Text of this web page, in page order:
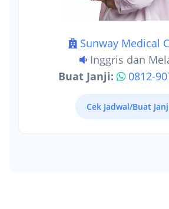
Sunway Medical
Inggris dan
Buat Janji:
0812-
Cek Jadwal/Buat